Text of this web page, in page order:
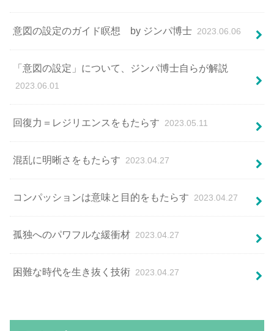
意図の設定のガイド瞑想 by ジンパ博士 2023.06.06
「意図の設定」について、ジンパ博士自らが解説
2023.06.01
回復⼒＝レジリエンスをもたらす 2023.05.11
混乱に明晰さをもたらす 2023.04.27
コンパッションは意味と⽬的をもたらす 2023.04.27
孤独へのパワフルな緩衝材 2023.04.27
困難な時代を生き抜く技術 2023.04.27